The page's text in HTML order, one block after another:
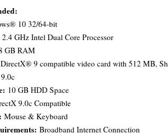
10 32/64-bit
2.4 GHz Intel Dual Core Processor
GB RAM
DirectX® 9 compatible video card with 512 MB,
9.0c
10 GB HDD Space
9.0c Compatible
Mouse & Keyboard
Broadband Internet Connection